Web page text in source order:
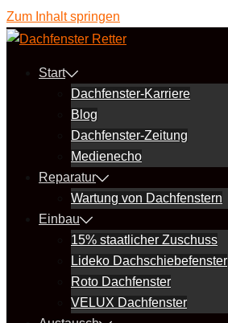
Zum Inhalt springen
Start
Dachfenster-Karriere
Blog
Dachfenster-Zeitung
Medienecho
Reparatur
Wartung von Dachfenstern
Einbau
15% staatlicher Zuschuss
Lideko Dachschiebefenster
Roto Dachfenster
VELUX Dachfenster